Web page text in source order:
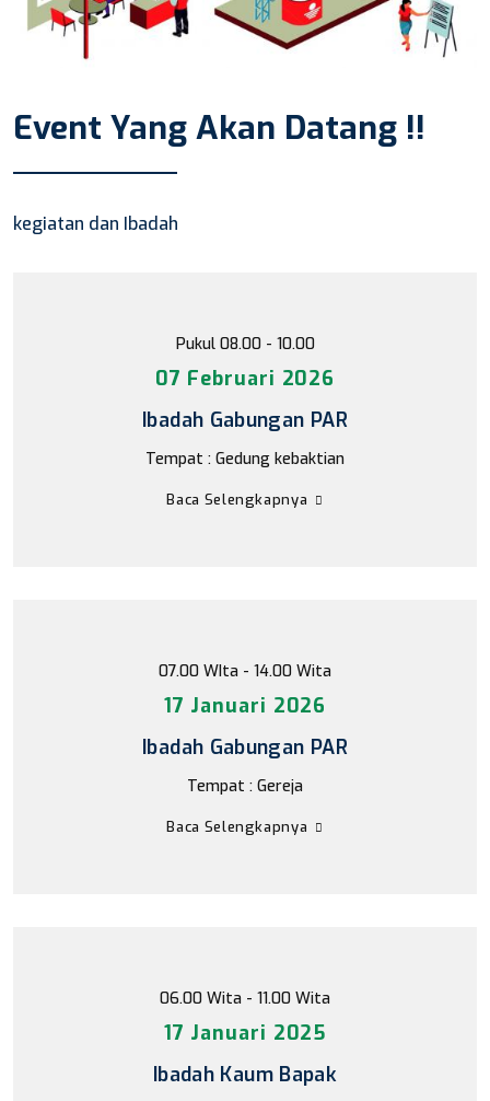
Event Yang Akan Datang !!
kegiatan dan Ibadah
Pukul 08.00 - 10.00
07 Februari 2026
Ibadah Gabungan PAR
Tempat : Gedung kebaktian
Baca Selengkapnya
07.00 WIta - 14.00 Wita
17 Januari 2026
Ibadah Gabungan PAR
Tempat : Gereja
Baca Selengkapnya
06.00 Wita - 11.00 Wita
17 Januari 2025
Ibadah Kaum Bapak